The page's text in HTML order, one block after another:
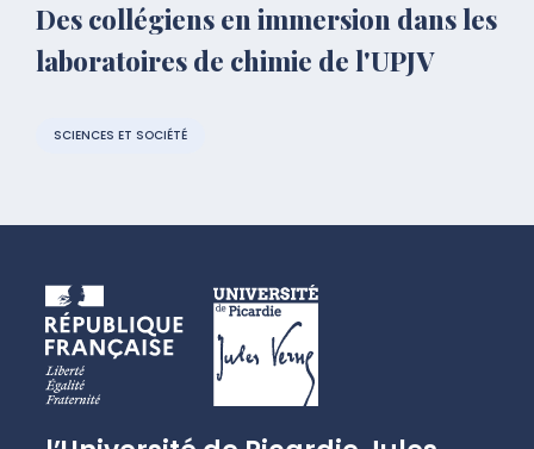
Des collégiens en immersion dans les
laboratoires de chimie de l'UPJV
SCIENCES ET SOCIÉTÉ